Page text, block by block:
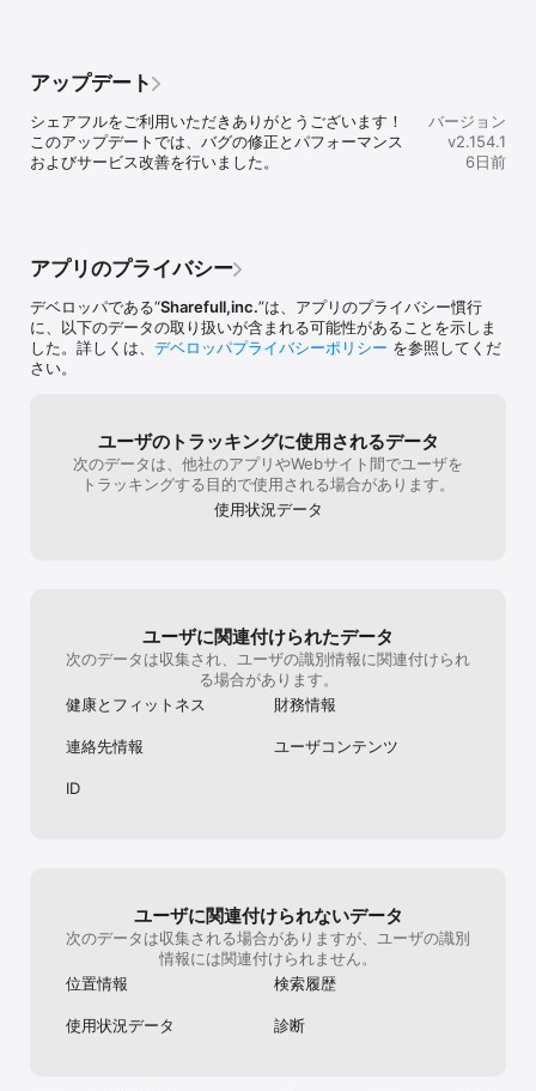
・スクラッチ
・ゲーム
・レシチャレ
・歩数
・アンケート
ーク、派遣バイトを探している
・スキマ時間を有効活用したい
・転職先が決まり、新しい仕事が始まるまでの収入源が欲しい
・興味のある仕事にチャレンジしてみたい
・応募条件が厳しくないバイトをしたい
・OBOGとして昔のバイト先で1日単位で働きたい
・いろんな地域/エリアで働きたい
・メインのお仕事とは別で、少しだけ副業をしたい
【シェアフルの使い方】
１．カンタン３分！プロフィールを登録
２．空いている日付でお仕事をさがして
３．必要なスキルや持ち物を確認
なのでとてもやりやすかったです。 画面も見
やすくわかりやすい。 長期前提で募集してい
る企業さんもいらっしゃいますが、その日だ
け働ける企業さんもあるのでよかったです。
地域によって募集に差があるらしいですね。
あとは、他のアプリだと倉庫内作業ばかりだ
関連業務,...) コンビニもありますが、経験者
募集なのがほとんどなのでできていません。
のものも考えたらそうなんですかね？ 少なく
とも私は給料よりやってみたいお仕事で選ん
でいるので困ってないです。 あとは企業さん
からプレミアムオファーが届いたり、お仕事
す。 夏休みは他のアプリ・サイトも利用しま
したが、単発バイト漬けでした。 これからも
利用させていただきます！ いつもありがとう
ございます！
ます。 他にもお気づきの点やご要望等ありま
さいませ。 引き続きシェアフルをよろしくお
願いいたします！
の問い合わせ
に問い合わせ
信がないので
未だに返信が
す。お仕事を
の会社には伝わ
る際は皆様お気
アップデート
シェアフルをご利用いただきありがとうございます！
このアップデートでは、バグの修正とパフォーマンス
およびサービス改善を行いました。
バージョン
v2.154.1
6日前
アプリのプライバシー
デベロッパである“Sharefull,inc.”は、アプリのプライバシー慣行
に、以下のデータの取り扱いが含まれる可能性があることを示しま
した。詳しくは、 デベロッパプライバシーポリシー を参照してくだ
さい。
ユーザのトラッキングに使用されるデータ
次のデータは、他社のアプリやWebサイト間でユーザを
トラッキングする目的で使用される場合があります。
使用状況データ
ユーザに関連付けられたデータ
次のデータは収集され、ユーザの識別情報に関連付けられ
る場合があります。
健康とフィットネス
財務情報
連絡先情報 ユーザコンテンツ
ID
ユーザに関連付けられないデータ
次のデータは収集される場合がありますが、ユーザの識別
情報には関連付けられません。
位置情報
検索履歴
使用状況データ 診断